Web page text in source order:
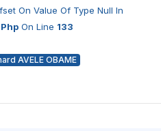
On Value Of Type Null In
On Line 133
AVELE OBAME